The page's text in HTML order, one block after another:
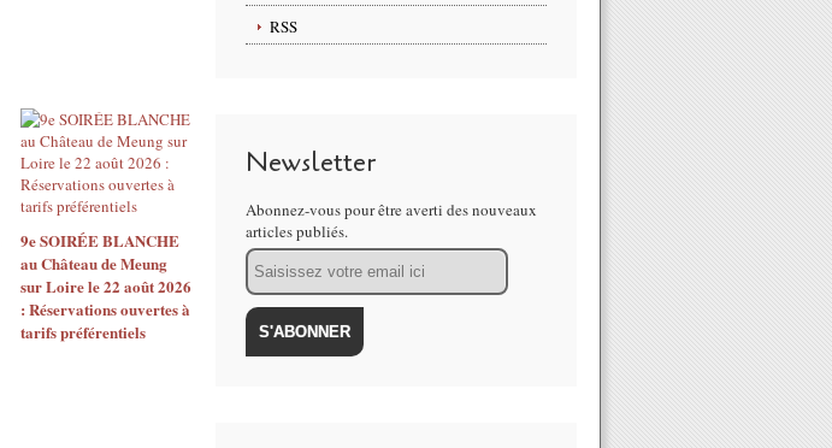
9e SOIRÉE BLANCHE
au Château de Meung
sur Loire le 22 août 2026
: Réservations ouvertes à
tarifs préférentiels
RSS
Newsletter
Abonnez-vous pour être averti des nouveaux
articles publiés.
Email